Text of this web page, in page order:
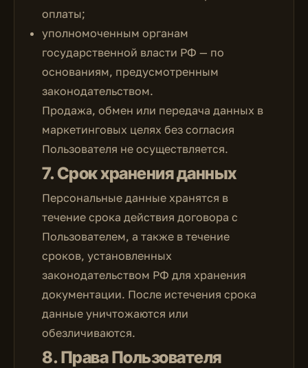
оплаты;
уполномоченным органам
государственной власти РФ — по
основаниям, предусмотренным
законодательством.
Продажа, обмен или передача данных в
маркетинговых целях без согласия
Пользователя не осуществляется.
7. Срок хранения данных
Персональные данные хранятся в
течение срока действия договора с
Пользователем, а также в течение
сроков, установленных
законодательством РФ для хранения
документации. После истечения срока
данные уничтожаются или
обезличиваются.
8. Права Пользователя